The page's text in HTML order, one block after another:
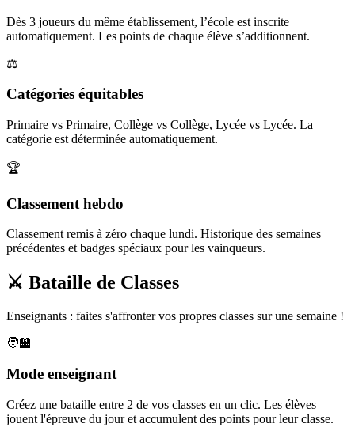
Dès 3 joueurs du même établissement, l’école est inscrite
automatiquement. Les points de chaque élève s’additionnent.
⚖️
Catégories équitables
Primaire vs Primaire, Collège vs Collège, Lycée vs Lycée. La
catégorie est déterminée automatiquement.
🏆
Classement hebdo
Classement remis à zéro chaque lundi. Historique des semaines
précédentes et badges spéciaux pour les vainqueurs.
⚔️ Bataille de Classes
Enseignants : faites s'affronter vos propres classes sur une semaine !
🧑‍🏫
Mode enseignant
Créez une bataille entre 2 de vos classes en un clic. Les élèves
jouent l'épreuve du jour et accumulent des points pour leur classe.